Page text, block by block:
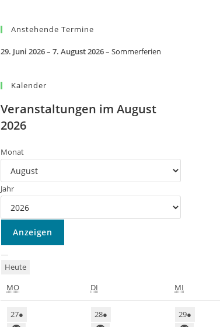
Anstehende Termine
29. Juni 2026– 7. August 2026–Sommerferien
Kalender
Veranstaltungen im August
2026
Monat
Jahr
Heute
MO
DI MI
27● 28● 29●